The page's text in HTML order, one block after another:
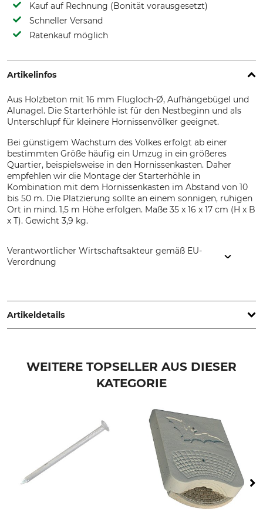
Kauf auf Rechnung (Bonität vorausgesetzt)
Schneller Versand
Ratenkauf möglich
Artikelinfos
Aus Holzbeton mit 16 mm Flugloch-Ø, Aufhängebügel und
Alunagel. Die Starterhöhle ist für den Nestbeginn und als
Unterschlupf für kleinere Hornissenvölker geeignet.
Bei günstigem Wachstum des Volkes erfolgt ab einer
bestimmten Größe häufig ein Umzug in ein größeres
Quartier, beispielsweise in den Hornissenkasten. Daher
empfehlen wir die Montage der Starterhöhle in
Kombination mit dem Hornissenkasten im Abstand von 10
bis 50 m. Die Platzierung sollte an einem sonnigen, ruhigen
Ort in mind. 1,5 m Höhe erfolgen. Maße 35 x 16 x 17 cm (H x B
x T). Gewicht 3,9 kg.
Verantwortlicher Wirtschaftsakteur gemäß EU-
Verordnung
35, 73614 Schorndorf, Germany, www.schwegler-natur.de
Artikeldetails
Breite (außen)
Tiefe (außen)
17 cm
WEITERE TOPSELLER AUS DIESER
KATEGORIE